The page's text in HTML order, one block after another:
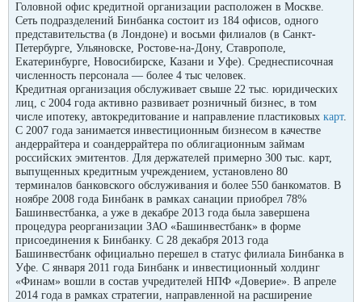
Головной офис кредитной организации расположен в Москве.
Сеть подразделений Бинбанка состоит из 184 офисов, одного
представительства (в Лондоне) и восьми филиалов (в Санкт-
Петербурге, Ульяновске, Ростове-на-Дону, Ставрополе,
Екатеринбурге, Новосибирске, Казани и Уфе). Среднесписочная
численность персонала — более 4 тыс человек.
Кредитная организация обслуживает свыше 22 тыс. юридических
лиц, с 2004 года активно развивает розничный бизнес, в том
числе ипотеку, автокредитование и направление пластиковых карт.
С 2007 года занимается инвестиционным бизнесом в качестве
андеррайтера и соандеррайтера по облигационным займам
российских эмитентов. Для держателей примерно 300 тыс. карт,
выпущенных кредитным учреждением, установлено 80
терминалов банковского обслуживания и более 550 банкоматов. В
ноябре 2008 года Бинбанк в рамках санации приобрел 78%
Башинвестбанка, а уже в декабре 2013 года была завершена
процедура реорганизации ЗАО «Башинвестбанк» в форме
присоединения к Бинбанку. С 28 декабря 2013 года
Башинвестбанк официально перешел в статус филиала Бинбанка в
Уфе. С января 2011 года Бинбанк и инвестиционный холдинг
«Финам» вошли в состав учредителей НПФ «Доверие». В апреле
2014 года в рамках стратегии, направленной на расширение